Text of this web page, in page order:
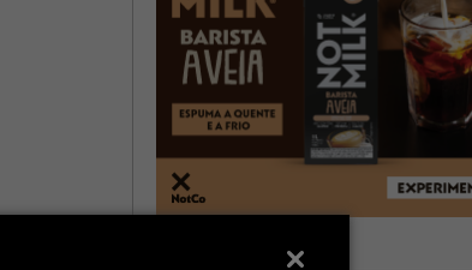
Espresso